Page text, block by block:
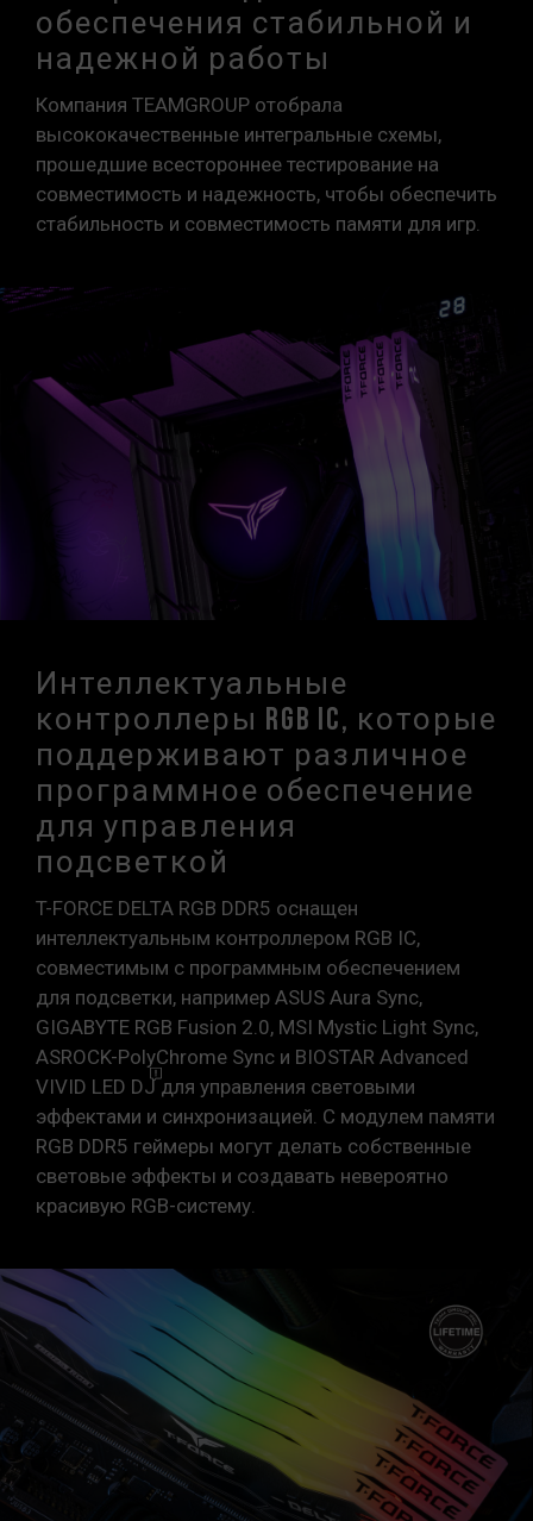
обеспечения стабильной и
надежной работы
Компания TEAMGROUP отобрала
высококачественные интегральные схемы,
прошедшие всестороннее тестирование на
совместимость и надежность, чтобы обеспечить
стабильность и совместимость памяти для игр.
Интеллектуальные
контроллеры RGB IC, которые
поддерживают различное
программное обеспечение
для управления
подсветкой
T-FORCE DELTA RGB DDR5 оснащен
интеллектуальным контроллером RGB IC,
совместимым с программным обеспечением
для подсветки, например ASUS Aura Sync,
GIGABYTE RGB Fusion 2.0, MSI Mystic Light Sync,
ASROCK-PolyChrome Sync и BIOSTAR Advanced
VIVID LED DJдля управления световыми
эффектами и синхронизацией. С модулем памяти
RGB DDR5 геймеры могут делать собственные
световые эффекты и создавать невероятно
красивую RGB-систему.